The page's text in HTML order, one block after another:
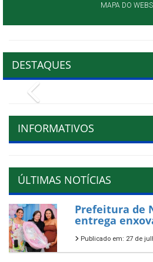
MAPA DO
DESTAQUES
INFORMATIVOS
ÚLTIMAS NOTÍCIAS
Prefeitura de
entrega
Publicado em: 27 de